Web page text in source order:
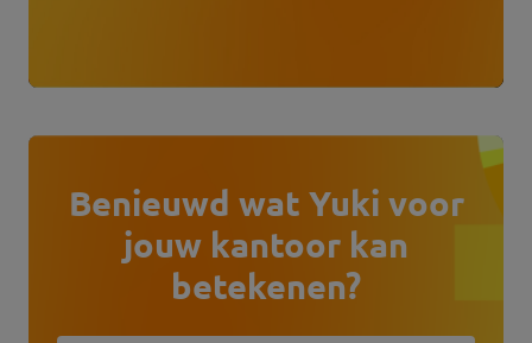
Benieuwd wat Yuki voor
jouw kantoor kan
betekenen?